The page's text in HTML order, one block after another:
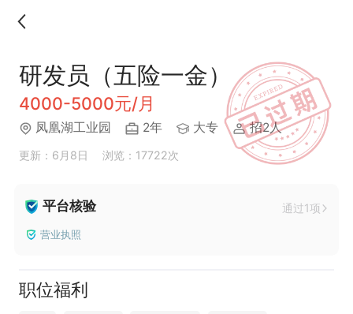
研发员（五险一金）
4000-5000元/月
凤凰湖工业园 2年 大专 招2人
更新：6月8日 浏览：17722次
平台核验 通过1项
营业执照
职位福利